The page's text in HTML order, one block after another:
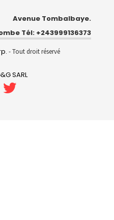
Avenue Tombalbaye.
Tél: +243999136373
- Tout droit réservé
SARL